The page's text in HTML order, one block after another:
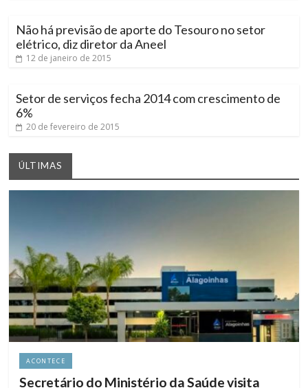
Não há previsão de aporte do Tesouro no setor
elétrico, diz diretor da Aneel
12 de janeiro de 2015
Setor de serviços fecha 2014 com crescimento de
6%
20 de fevereiro de 2015
ÚLTIMAS
ACONTECE
Secretário do Ministério da Saúde visita